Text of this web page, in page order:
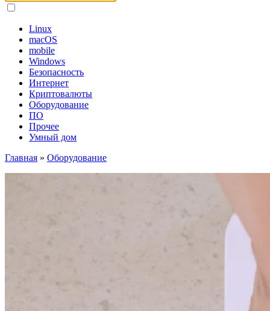
Linux
macOS
mobile
Windows
Безопасность
Интернет
Криптовалюты
Оборудование
ПО
Прочее
Умный дом
Главная » Оборудование